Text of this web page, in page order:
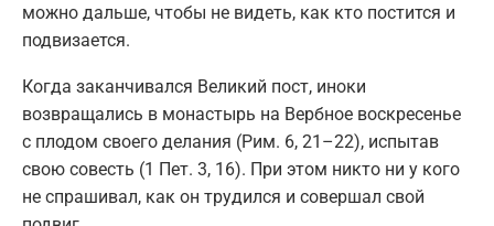
можно дальше, чтобы не видеть, как кто постится и
подвизается.
Когда заканчивался Великий пост, иноки
возвращались в монастырь на Вербное воскресенье
с плодом своего делания (Рим. 6, 21–22), испытав
свою совесть (1 Пет. 3, 16). При этом никто ни у кого
не спрашивал, как он трудился и совершал свой